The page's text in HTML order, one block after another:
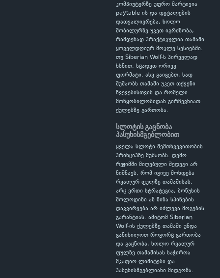
კომპიუტერზე უფრო მარტივია
paytable-ის და დეტალების
დათვალიერება, ხოლო
მობილურზე უკეთ იგრძნობა,
რამდენად პრაქტიკულია თამაში
ყოველდღიურ მოკლე სესიებში.
თუ Siberian Wolf-ს პირველად
ხსნით, სცადეთ ორივე
ფორმატი. ასე გაიგებთ, სად
მუშაობს თამაში უკეთ თქვენი
ჩვევებისთვის და რომელი
მოწყობილობიდან გირჩევნიათ
ქულებზე გართობა.
სლოტის გაცნობა
პასუხისმგებლობით
ყველა სლოტი შემთხვევითობის
პრინციპზე მუშაობს. დემო
რეჟიმში მიღებული შედეგი არ
ნიშნავს, რომ იგივე მოხდება
რეალურ ფულზე თამაშისას.
არც ერთი სტრატეგია, ბონუსის
მოლოდინი ან წინა სპინების
დაკვირვება არ იძლევა მოგების
გარანტიას. ამიტომ Siberian
Wolf-ის ქულებზე თამაში უნდა
განიხილოთ როგორც გართობა
და გაცნობა, ხოლო რეალურ
ფულზე თამაშისას საჭიროა
მკაფიო ლიმიტები და
პასუხისმგებლიანი მიდგომა.